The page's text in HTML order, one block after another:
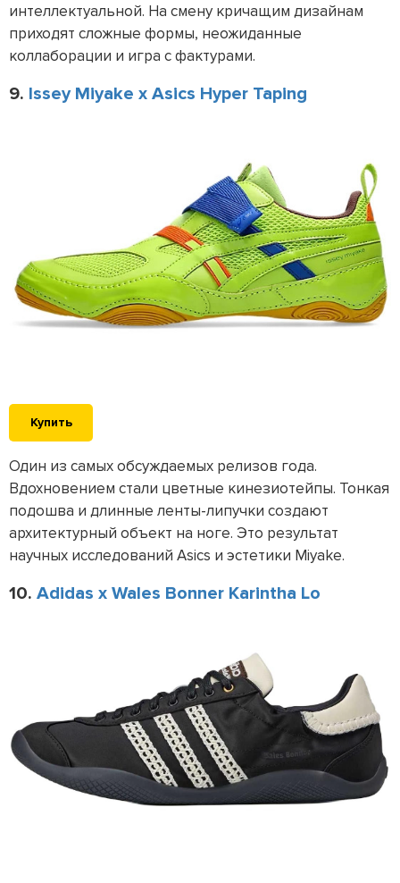
интеллектуальной. На смену кричащим дизайнам
приходят сложные формы, неожиданные
коллаборации и игра с фактурами.
9. Issey Miyake x Asics Hyper Taping
Купить
Один из самых обсуждаемых релизов года.
Вдохновением стали цветные кинезиотейпы. Тонкая
подошва и длинные ленты-липучки создают
архитектурный объект на ноге. Это результат
научных исследований Asics и эстетики Miyake.
10. Adidas x Wales Bonner Karintha Lo